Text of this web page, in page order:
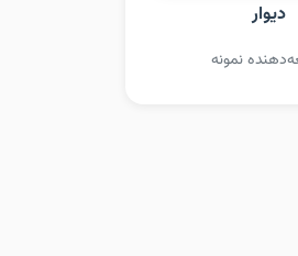
دیوار
نمونه